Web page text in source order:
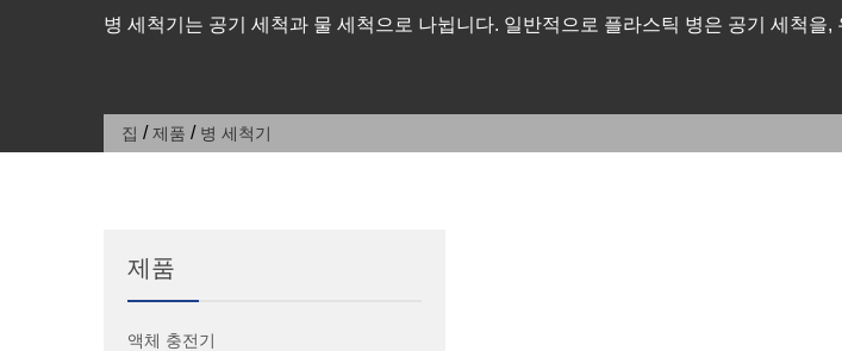
병 세척기는 공기 세척과 물 세척으로 나뉩니다. 일반적으로 플라스틱 병은 공기 세척을,
집 /제품 / 병 세척기
제품
액체 충전기